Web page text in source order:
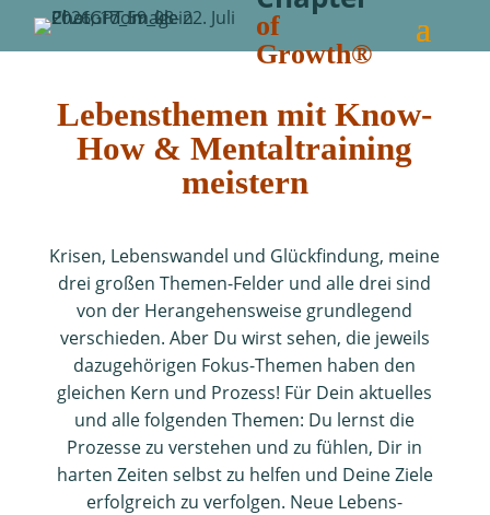
of
Growth®
Lebensthemen mit Know-
How & Mentaltraining
meistern
Krisen, Lebenswandel und Glückfindung, meine
drei großen Themen-Felder und alle drei sind
von der Herangehensweise grundlegend
verschieden. Aber Du wirst sehen, die jeweils
dazugehörigen Fokus-Themen haben den
gleichen Kern und Prozess! Für Dein aktuelles
und alle folgenden Themen: Du lernst die
Prozesse zu verstehen und zu fühlen, Dir in
harten Zeiten selbst zu helfen und Deine Ziele
erfolgreich zu verfolgen. Neue Lebens-